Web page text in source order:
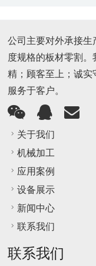
公司主要对外承接
度规格的板材零割
精；顾客至上；诚
服务于客户。
关于我们
机械加工
应用案例
设备展示
新闻中心
联系我们
联系我们